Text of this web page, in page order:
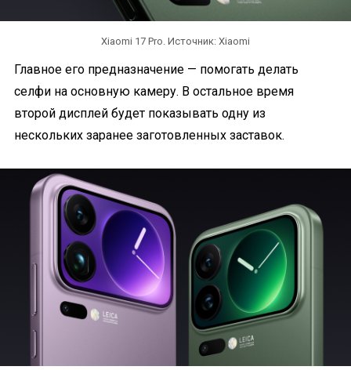
Xiaomi 17 Pro. Источник: Xiaomi
Главное его предназначение — помогать делать
селфи на основную камеру. В остальное время
второй дисплей будет показывать одну из
нескольких заранее заготовленных заставок.